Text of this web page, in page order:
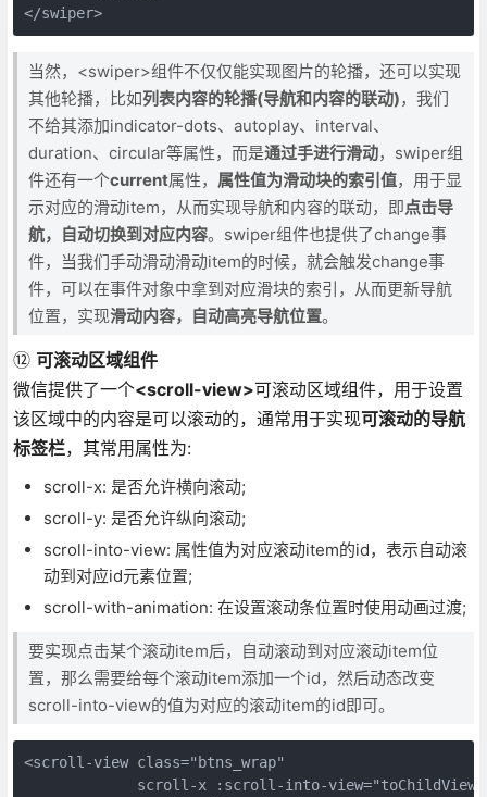
</swiper>
当然，<swiper>组件不仅仅能实现图片的轮播，还可以实现
其他轮播，比如列表内容的轮播(导航和内容的联动)，我们
不给其添加indicator-dots、autoplay、interval、
duration、circular等属性，而是通过手进行滑动，swiper组
件还有一个current属性， 属性值为滑动块的索引值，用于显
示对应的滑动item，从而实现导航和内容的联动，即点击导
航，自动切换到对应内容。swiper组件也提供了change事
件，当我们手动滑动滑动item的时候，就会触发change事
件，可以在事件对象中拿到对应滑块的索引，从而更新导航
位置，实现滑动内容，自动高亮导航位置。
⑫ 可滚动区域组件
微信提供了一个<scroll-view>可滚动区域组件，用于设置
该区域中的内容是可以滚动的，通常用于实现可滚动的导航
标签栏，其常用属性为:
scroll-x: 是否允许横向滚动;
scroll-y: 是否允许纵向滚动;
scroll-into-view: 属性值为对应滚动item的id，表示自动滚
动到对应id元素位置;
scroll-with-animation: 在设置滚动条位置时使用动画过渡;
要实现点击某个滚动item后，自动滚动到对应滚动item位
置，那么需要给每个滚动item添加一个id，然后动态改变
scroll-into-view的值为对应的滚动item的id即可。
<scroll-view class="btns_wrap"
scroll-x :scroll-into-